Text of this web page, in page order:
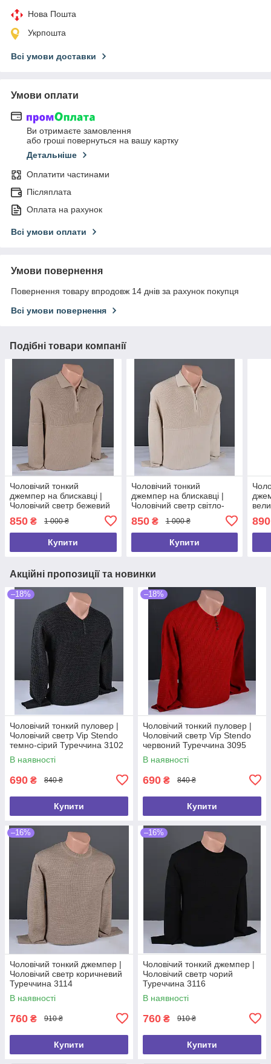
Нова Пошта
Укрпошта
Всі умови доставки
Умови оплати
Ви отримаєте замовлення
або гроші повернуться на вашу картку
Детальніше
Оплатити частинами
Післяплата
Оплата на рахунок
Всі умови оплати
Умови повернення
Повернення товару впродовж 14 днів за рахунок покупця
Всі умови повернення
Подібні товари компанії
Чоловічий тонкий
джемпер на блискавці |
Чоловічий светр бежевий
850 ₴ 1 000 ₴
Купити
Чоловічий тонкий
джемпер на блискавці |
Чоловічий светр світло-
бежевий Туреччина 3151
850₴ 1 000 ₴
Купити
890
Акційні пропозиції та новинки
–18%
Чоловічий тонкий пуловер |
Чоловічий светр Vip Stendo
темно-сірий Туреччина 3102
В наявності
690 ₴ 840 ₴
Купити
–18%
Чоловічий тонкий пуловер |
Чоловічий светр Vip Stendo
червоний Туреччина 3095
В наявності
690 ₴ 840 ₴
Купити
–16%
Чоловічий тонкий джемпер |
Чоловічий светр коричневий
Туреччина 3114
В наявності
760 ₴ 910 ₴
Купити
–16%
Чоловічий тонкий джемпер |
Чоловічий светр чорий
Туреччина 3116
В наявності
760 ₴ 910 ₴
Купити